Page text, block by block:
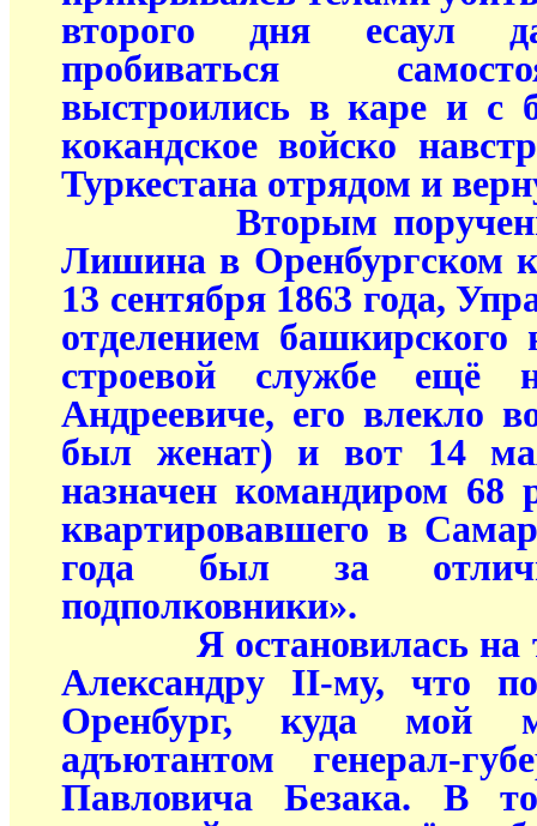
второго дня есаул
пробиваться
выстроились в каре и с
кокандское войско
Туркестана отрядом и
Вторым
Лишина в Оренбургском
13 сентября 1863 года,
отделением
строевой службе ещё
Андреевиче, его влекло
был женат) и вот 14
назначен командиром 68
квартировавшего в
года был за
подполковники».
Я остановилась на
Александру II-му, что
Оренбург, куда мой
адъютантом генерал-
Павловича Безака. В